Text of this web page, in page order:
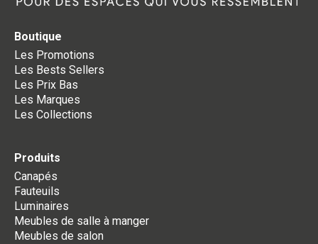
Boutique
Les Promotions
Les Bests Sellers
Les Prix Bas
Les Marques
Les Collections
Produits
Canapés
Fauteuils
Luminaires
Meubles de salle à manger
Meubles de salon